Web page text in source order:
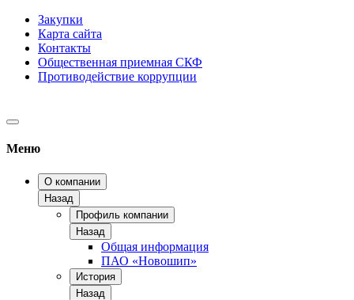
Закупки
Карта сайта
Контакты
Общественная приемная СКФ
Противодействие коррупции
Меню
О компании
Назад
Профиль компании
Назад
Общая информация
ПАО «Новошип»
История
Назад